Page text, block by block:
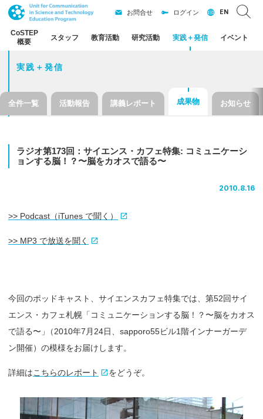
CoSTEP
概要
スタッフ 教育活動 研究活動 実践＋発信 イベント
お問合せ ログイン EN
実践＋発信
全件一覧 活動報告 講義レポート 成果物 お知らせ
ラジオ第173回： サイエンス ・ カフェ特集: コミュニケーシ
ョンする脳！？ 〜脳をカオスで語る〜
2010.8.16
>> Podcast（iTunes で聞く）
>> MP3 で放送を聞く
今回のポッドキャスト、サイエンスカフェ特集では、第52回サイ
エンス・カフェ札幌「コミュニケーションする脳！？〜脳をカオス
で語る〜 」
（2010年7月24日、sapporo55ビル1階インナーガーデ
ン開催）の模様をお届けします。
詳細はこちらのレポート をどうぞ。